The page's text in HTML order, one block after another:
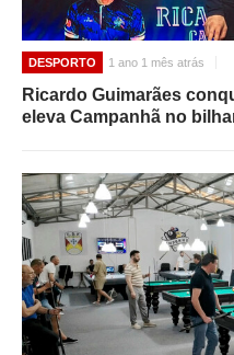
DESPORTO 1 ano 1 mês atrás
Ricardo Guimarães
eleva Campanhã no